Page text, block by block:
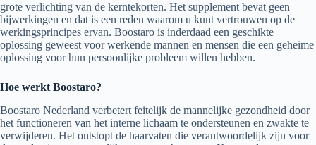
grote verlichting van de kerntekorten. Het supplement bevat geen
bijwerkingen en dat is een reden waarom u kunt vertrouwen op de
werkingsprincipes ervan. Boostaro is inderdaad een geschikte
oplossing geweest voor werkende mannen en mensen die een geheime
oplossing voor hun persoonlijke probleem willen hebben.
Hoe werkt Boostaro?
Boostaro Nederland verbetert feitelijk de mannelijke gezondheid door
het functioneren van het interne lichaam te ondersteunen en zwakte te
verwijderen. Het ontstopt de haarvaten die verantwoordelijk zijn voor